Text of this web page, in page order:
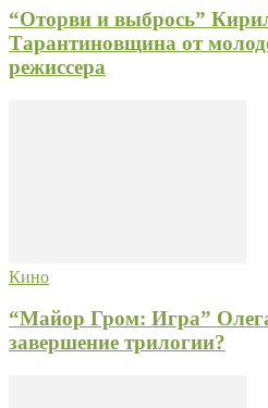
“Оторви и выбрось”
Тарантиновщина от
режиссера
Кино
“Майор Гром: Игра”
завершение трилогии?